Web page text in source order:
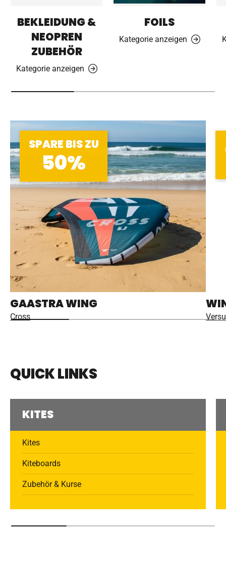
BEKLEIDUNG &
NEOPREN
ZUBEHÖR
Kategorie anzeigen
FOILS
Kategorie anzeigen
SPARE BIS ZU
50%
GAASTRA WING
Cross
QUICK LINKS
KITES
Kites
Kiteboards
Zubehör & Kurse